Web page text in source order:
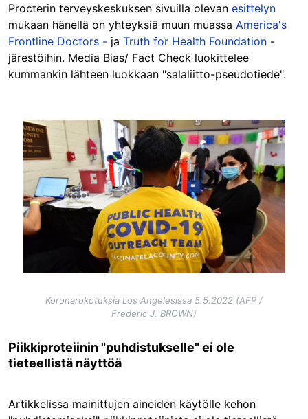
Procterin terveyskeskuksen sivuilla olevan esittelyn
mukaan hänellä on yhteyksiä muun muassa America's
Frontline Doctors - ja Truth for Health Foundation -
järestöihin. Media Bias/ Fact Check luokittelee
kummankin lähteen luokkaan "salaliitto-pseudotiede".
Image
Koronarokotuksia Los Angelesissa 5.5.2022 (AFP /
Frederic J. BROWN)
Piikkiproteiinin "puhdistukselle" ei ole
tieteellistä näyttöä
Artikkelissa mainittujen aineiden käytölle kehon